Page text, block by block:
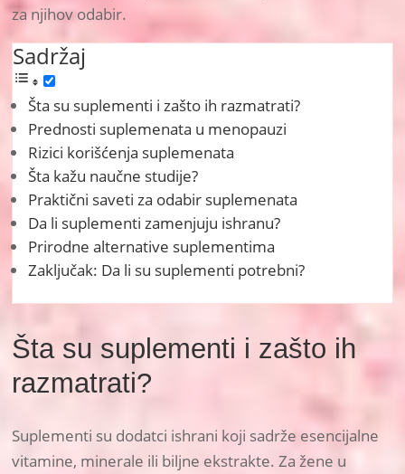
za njihov odabir.
Sadržaj
Šta su suplementi i zašto ih razmatrati?
Prednosti suplemenata u menopauzi
Rizici korišćenja suplemenata
Šta kažu naučne studije?
Praktični saveti za odabir suplemenata
Da li suplementi zamenjuju ishranu?
Prirodne alternative suplementima
Zaključak: Da li su suplementi potrebni?
Šta su suplementi i zašto ih
razmatrati?
Suplementi su dodatci ishrani koji sadrže esencijalne
vitamine, minerale ili biljne ekstrakte. Za žene u